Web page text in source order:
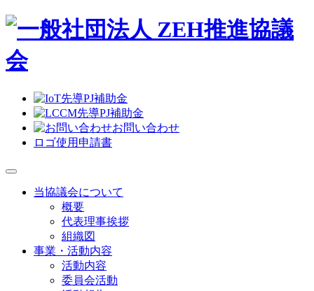
お問い合わせ
ロゴ使用申請書
当協議会について
概要
代表理事挨拶
組織図
事業・活動内容
活動内容
委員会活動